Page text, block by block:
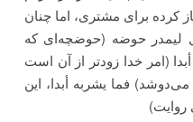
کرده برای مشتری، اما چنان
ليمدر حوضه (حوضچه‌ای که
(امر خدا زودتر از آن است
فما يشربه أبدا، این
روایت)